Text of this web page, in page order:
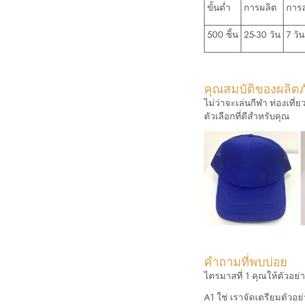
ขั้นต่ำ การผลิต กา
500 ชิ้น 25-30 วัน 7 วัน
คุณสมบัติของผลิต
ไม่ว่าจะเล่นกีฬา ท่องเ
ตัวเลือกที่ดีสำหรับคุณ
คำถามที่พบบ่อย
ไตรมาสที่ 1 คุณให้ตัวอย่
A1 ใช่ เราจัดเตรียมตัวอ